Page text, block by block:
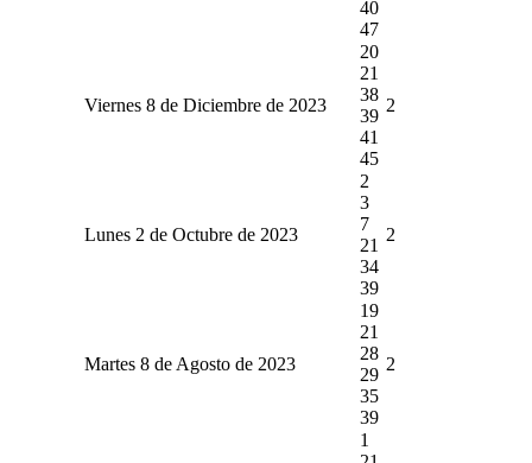
40
47
Viernes 8 de Diciembre de 2023
20
21
38
39
41
45
2
Lunes 2 de Octubre de 2023
2
3
7
21
34
39
2
Martes 8 de Agosto de 2023
19
21
28
29
35
39
2
1